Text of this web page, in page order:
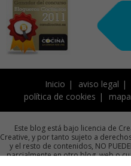
Inicio aviso legal
política de cookies
Este blog está bajo licencia de
Creative, y por tanto sujeto a
y el resto de contenidos, NO
parcialmente en otro blog, web o